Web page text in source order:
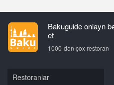
Bakuguide onlayn
et
1000-dən çox restoran
Restoranlar